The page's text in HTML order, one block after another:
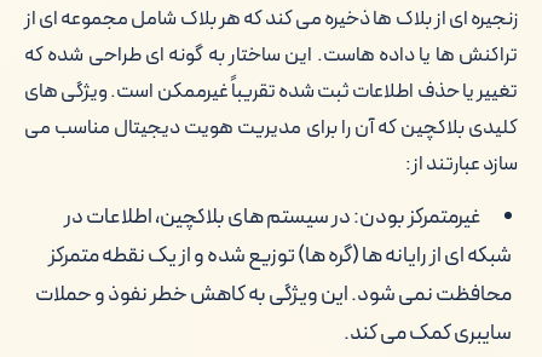
معرفی مختصر دیجی دلار به عنوان یک
سایت امن تبادل ارز دیجیتال
کلام آخر
زنجیره ای از بلاک ها ذخیره می کند که هر بلاک شامل مجموعه ای از
تراکنش ها یا داده هاست. این ساختار به گونه ای طراحی شده که
تغییر یا حذف اطلاعات ثبت شده تقریباً غیرممکن است. ویژگی های
کلیدی بلاکچین که آن را برای مدیریت هویت دیجیتال مناسب می
سازد عبارتند از:
غیرمتمرکز بودن: در سیستم های بلاکچین، اطلاعات در
شبکه ای از رایانه ها (گره ها) توزیع شده و از یک نقطه متمرکز
محافظت نمی شود. این ویژگی به کاهش خطر نفوذ و حملات
سایبری کمک می کند.